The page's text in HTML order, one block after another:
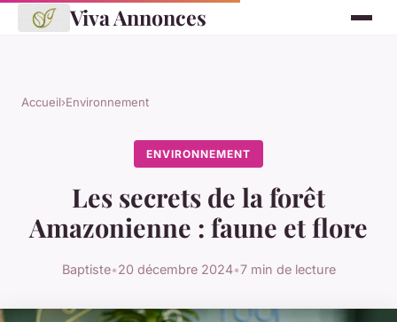
Viva Annonces
Accueil›Environnement
ENVIRONNEMENT
Les secrets de la forêt
Amazonienne : faune et flore
Baptiste•20 décembre 2024•7 min de lecture